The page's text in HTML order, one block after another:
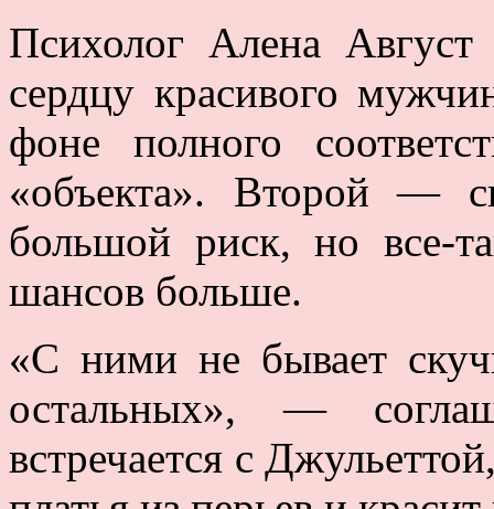
Психолог Алена
сердцу красивого
фоне полного
«объекта». Второй —
большой риск, но все-
шансов больше.
«С ними не бывает
остальных», —
встречается с